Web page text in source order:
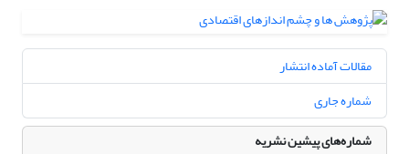
مقالات آماده انتشار
شماره جاری
شماره‌های پیشین نشریه